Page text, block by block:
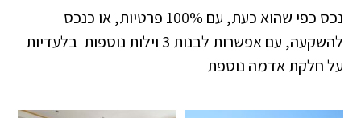
נכס כפי שהוא כעת, עם 100% פרטיות, או כנכס
להשקעה, עם אפשרות לבנות 3 וילות נוספות בלעדיות
על חלקת אדמה נוספת